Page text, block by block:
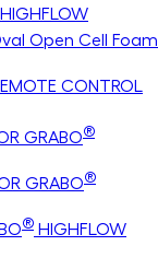
HIGHFLOW
Open Cell Foam
CONTROL
GRABO®
GRABO®
® HIGHFLOW